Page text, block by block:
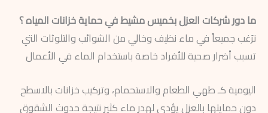
ما دور شركات العزل بخميس مشيط في حماية خزانات المياه ؟
نرَغب جميعاً في ماء نظيف وخالي من الشوائب والتلوثات التي
تسبب أضرار صحية للأفراد خاصة باستخدام الماء في الأعمال
اليومية كـ طهي الطعام والاستحمام، وتركيب خزانات بالاسطح
دون حمايتها بالعزل يؤدي لهدر ماء كثير نتيجة حدوث الشقوق